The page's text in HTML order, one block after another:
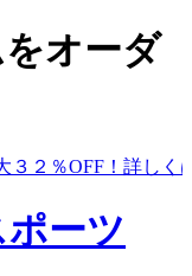
オーダ
２％OFF！ 詳しく
ーツ